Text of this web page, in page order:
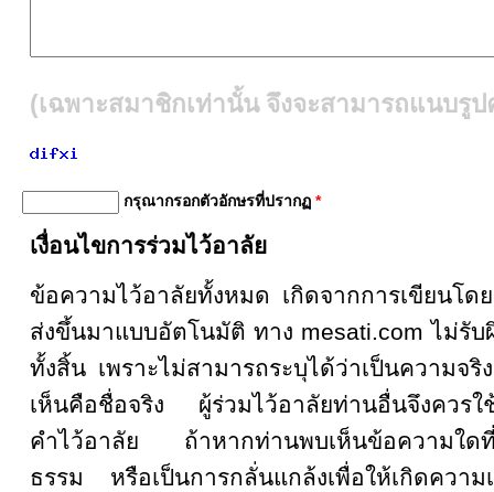
(เฉพาะสมาชิกเท่านั้น จึงจะสามารถแนบรู
กรุณากรอกตัวอักษรที่ปรากฏ *
เงื่อนไขการร่วมไว้อาลัย
ข้อความไว้อาลัยทั้งหมด เกิดจากการเขียนโด
ส่งขึ้นมาแบบอัตโนมัติ ทาง mesati.com ไม่รั
ทั้งสิ้น เพราะไม่สามารถระบุได้ว่าเป็นความจ
เห็นคือชื่อจริง ผู้ร่วมไว้อาลัยท่านอื่นจึงควรใ
คำไว้อาลัย ถ้าหากท่านพบเห็นข้อความใด
ธรรม หรือเป็นการกลั่นแกล้งเพื่อให้เกิดควา